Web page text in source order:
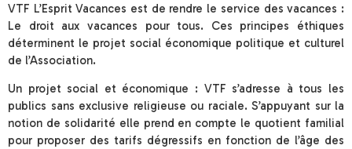
VTF L’Esprit Vacances est de rendre le service des vacances :
Le droit aux vacances pour tous. Ces principes éthiques
déterminent le projet social économique politique et culturel
de l’Association.
Un projet social et économique : VTF s’adresse à tous les
publics sans exclusive religieuse ou raciale. S’appuyant sur la
notion de solidarité elle prend en compte le quotient familial
pour proposer des tarifs dégressifs en fonction de l’âge des